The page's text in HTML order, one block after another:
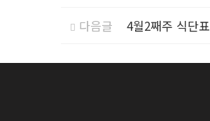
다음글 4월2째주 식단표